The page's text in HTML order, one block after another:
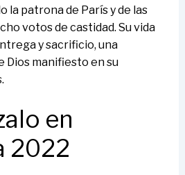
la patrona de París y de las
votos de castidad. Su vida
y sacrificio, una
Dios manifiesto en su
en
2022